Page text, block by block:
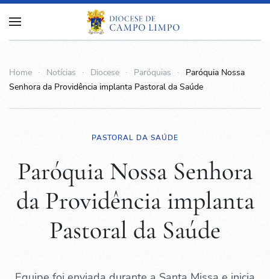
Home Notícias Diocese Paróquias
Paróquia Nossa
Senhora da Providência implanta Pastoral da Saúde
PASTORAL DA SAÚDE
Paróquia Nossa Senhora
da Providência implanta
Pastoral da Saúde